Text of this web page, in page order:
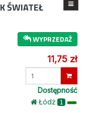
ŚWIATEŁ
WYPRZEDAŻ
11,75 zł
Dostępność
Łódż 1